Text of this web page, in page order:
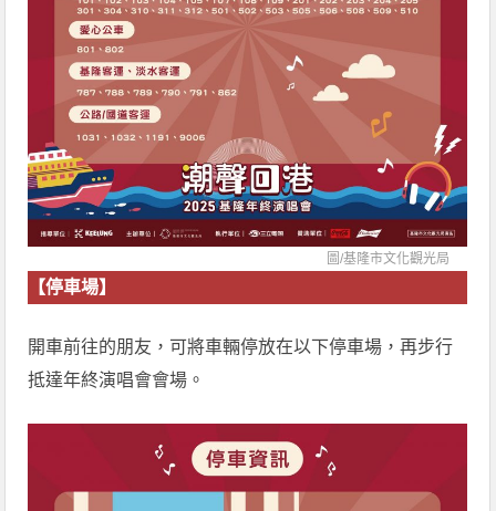
圖/基隆市文化觀光局
【停車場】
開車前往的朋友，可將車輛停放在以下停車場，再步行
抵達年終演唱會會場。